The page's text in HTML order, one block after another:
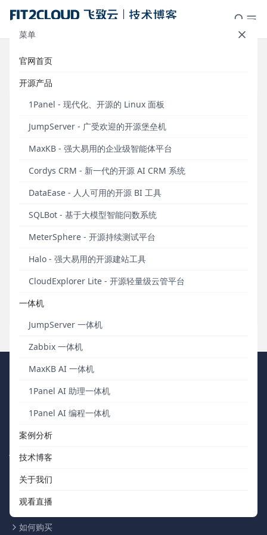
菜单
官网首页
开源产品
1Panel - 现代化、开源的 Linux 面板
JumpServer - 广受欢迎的开源堡垒机
MaxKB - 强大易用的企业级智能体平台
Cordys CRM - 新一代的开源 AI CRM 系统
DataEase - 人人可用的开源 BI 工具
SQLBot - 基于大模型智能问数系统
MeterSphere - 开源持续测试平台
Halo - 强大易用的开源建站工具
CloudExplorer Lite - 开源轻量级云管平台
一体机
JumpServer 一体机
Zabbix 一体机
MaxKB AI 一体机
1Panel AI 助理一体机
1Panel AI 编程一体机
案例分析
技术博客
关于我们
观看直播
标签：EC2实例
【译文】为什么说一个EC2实例并不是一台服务器
Amazon CTO Werner Vogels曾在其主题演讲中提到“一个EC2
让人生疑，就如同一家知名的汽车制造商想说服你他们的车不仅
FIT2CLOUD 飞致云
我们秉持“软件用起来才有价值，才有改进的机会”的核心价值观，向
快速浏览
关于我们
开源社区
如何购买